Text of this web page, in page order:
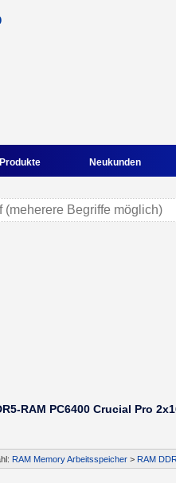
Produkte Neukunden
RAM PC6400 Crucial Pro
RAM Memory Arbeitsspeicher > RAM